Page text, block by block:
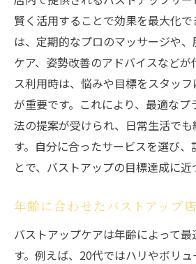
賢く活用することで効果を最大化
は、定期的なプロのマッサージや
ケア、姿勢改善のアドバイスなどが
ス利用時は、悩みや目標をスタッ
が重要です。これにより、最適なプ
法の提案が受けられ、日常生活で
す。自分に合ったサービスを選び
とで、バストアップの目標達成に近
年齢に合わせたバストアップ
バストアップケアは年齢によって
す。例えば、20代ではハリやボリ